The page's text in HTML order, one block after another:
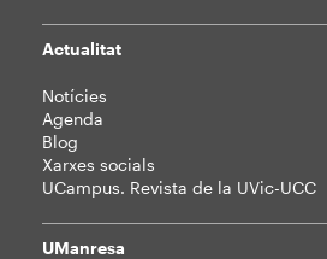
Actualitat
Notícies
Agenda
Blog
Xarxes socials
UCampus. Revista de la UVic-UCC
UManresa